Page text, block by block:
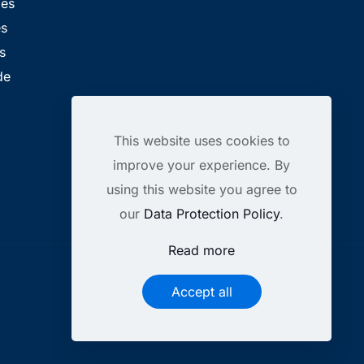
This website uses cookies to
improve your experience. By
using this website you agree to
our Data Protection Policy.
Read more
Accept all